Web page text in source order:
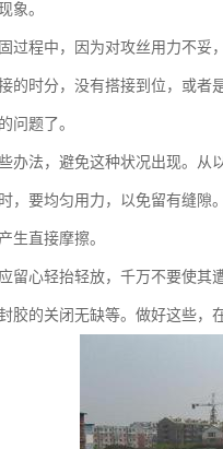
象。
过程中，因为对攻丝用力不
的时分，没有搭接到位，或者
问题了。
办法，避免这种状况出现。
，要均匀用力，以免留有缝
生直接摩擦。
留心轻抬轻放，千万不要使
胶的关闭无缺等。做好这些，